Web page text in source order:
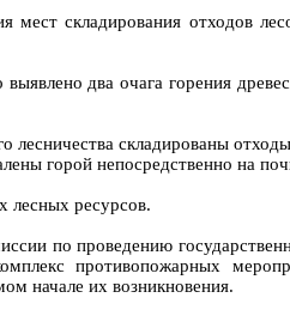
складирования отходов
два очага горения
лесничества складированы
горой непосредственно на
лесных ресурсов.
по проведению
противопожарных
начале их возникновения.